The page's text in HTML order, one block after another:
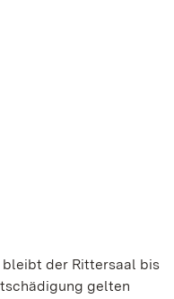
bleibt der Rittersaal bis
gelten